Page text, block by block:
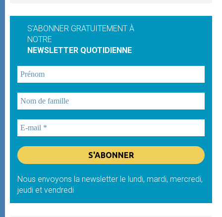
S'ABONNER GRATUITEMENT À
NOTRE
NEWSLETTER QUOTIDIENNE
Nous envoyons la newsletter le lundi, mardi, mercredi,
jeudi et vendredi